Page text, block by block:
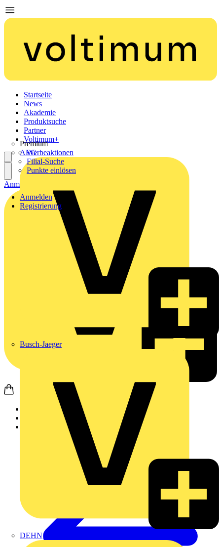
Startseite
News
Akademie
Produktsuche
Partner
Premium
AEG
Busch-Jaeger
DEHN
Voltimum+
Werbeaktionen
Filial-Suche
Punkte einlösen
Anmelden
Registrierung
Anmelden